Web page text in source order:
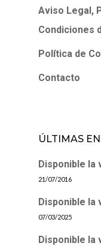
Aviso Legal,
Condiciones
Política de
Contacto
ÚLTIMAS
Disponible la
21/07/2016
Disponible la
07/03/2025
Disponible la